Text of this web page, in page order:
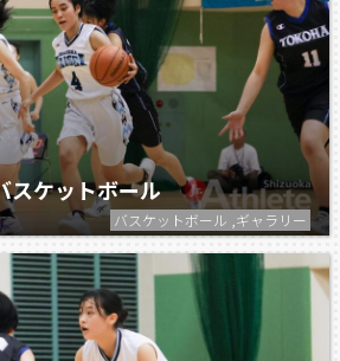
スケットボール
バスケットボール ,ギャラリー